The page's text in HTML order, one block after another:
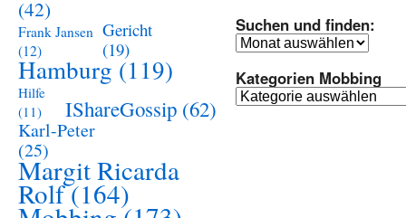
(42)
Frank Jansen
(12)
Gericht
(19)
Hamburg (119)
Hilfe
(11)
IShareGossip (62)
Karl-Peter
(25)
Margit Ricarda
Rolf(164)
Suchen und finden:
Suchen
finden:
Kategorien Mobbing
Kategorien